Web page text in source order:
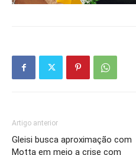
Artigo anterior
Gleisi busca aproximação com
Motta em meio a crise com